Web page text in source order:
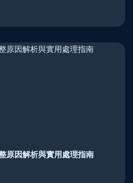
原因解析與實用處理指南